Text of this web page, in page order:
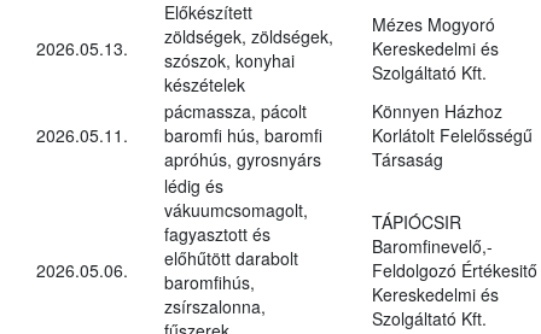
2026.05.13.
Előkészített
zöldségek, zöldségek,
szószok, konyhai
készételek
Mézes Mogyoró
Kereskedelmi és
Szolgáltató Kft.
2026.05.11.
pácmassza, pácolt
baromfi hús, baromfi
apróhús, gyrosnyárs
Könnyen Házhoz
Korlátolt Felelősségű
Társaság
2026.05.06.
lédig és
vákuumcsomagolt,
fagyasztott és
előhűtött darabolt
baromfihús,
zsírszalonna,
TÁPIÓCSIR
Baromfinevelő,-
Feldolgozó Értékesitő
Kereskedelmi és
Szolgáltató Kft.